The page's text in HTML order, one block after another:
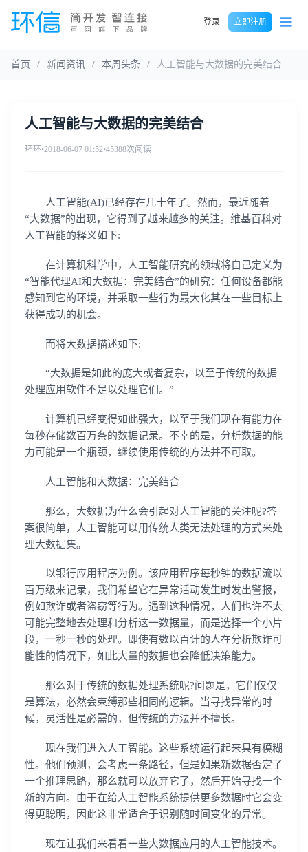
登录 立即注册
首页 / 新闻资讯 / 本周头条 / 人工智能与大数据的完美结合
人工智能与大数据的完美结合
环环•2018-06-07 01:52•45388次阅读
人工智能(AI)已经存在几十年了。然而，最近随着
“大数据”的出现，它得到了越来越多的关注。维基百科对
人工智能的释义如下:
在计算机科学中，人工智能研究的领域将自己定义为
“智能代理AI和大数据：完美结合”的研究：任何设备都能
感知到它的环境，并采取一些行为最大化其在一些目标上
获得成功的机会。
而将大数据描述如下:
“大数据是如此的庞大或者复杂，以至于传统的数据
处理应用软件不足以处理它们。”
计算机已经变得如此强大，以至于我们现在有能力在
每秒存储数百万条的数据记录。不幸的是，分析数据的能
力可能是一个瓶颈，继续使用传统的方法并不可取。
人工智能和大数据：完美结合
那么，大数据为什么会引起对人工智能的关注呢?答
案很简单，人工智能可以用传统人类无法处理的方式来处
理大数据集。
以银行应用程序为例。该应用程序每秒钟的数据流以
百万级来记录，我们希望它在异常活动发生时发出警报，
例如欺诈或者盗窃等行为。遇到这种情况，人们也许不太
可能完整地去处理和分析这一数据量，而是选择一个小片
段，一秒一秒的处理。即使有数以百计的人在分析欺诈可
能性的情况下，如此大量的数据也会降低决策能力。
那么对于传统的数据处理系统呢?问题是，它们仅仅
是算法，必然会束缚那些相同的逻辑。当寻找异常的时
候，灵活性是必需的，但传统的方法并不擅长。
现在我们进入人工智能。这些系统运行起来具有模糊
性。他们预测，会考虑一条路径，但是如果新数据否定了
一个推理思路，那么就可以放弃它了，然后开始寻找一个
新的方向。由于在给人工智能系统提供更多数据时它会变
得更聪明，因此这非常适合于识别随时间变化的异常。
现在让我们来看看一些大数据应用的人工智能技术。